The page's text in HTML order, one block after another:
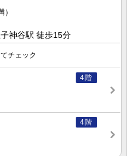
）
神谷駅 徒歩15分
チェック
4階
4階